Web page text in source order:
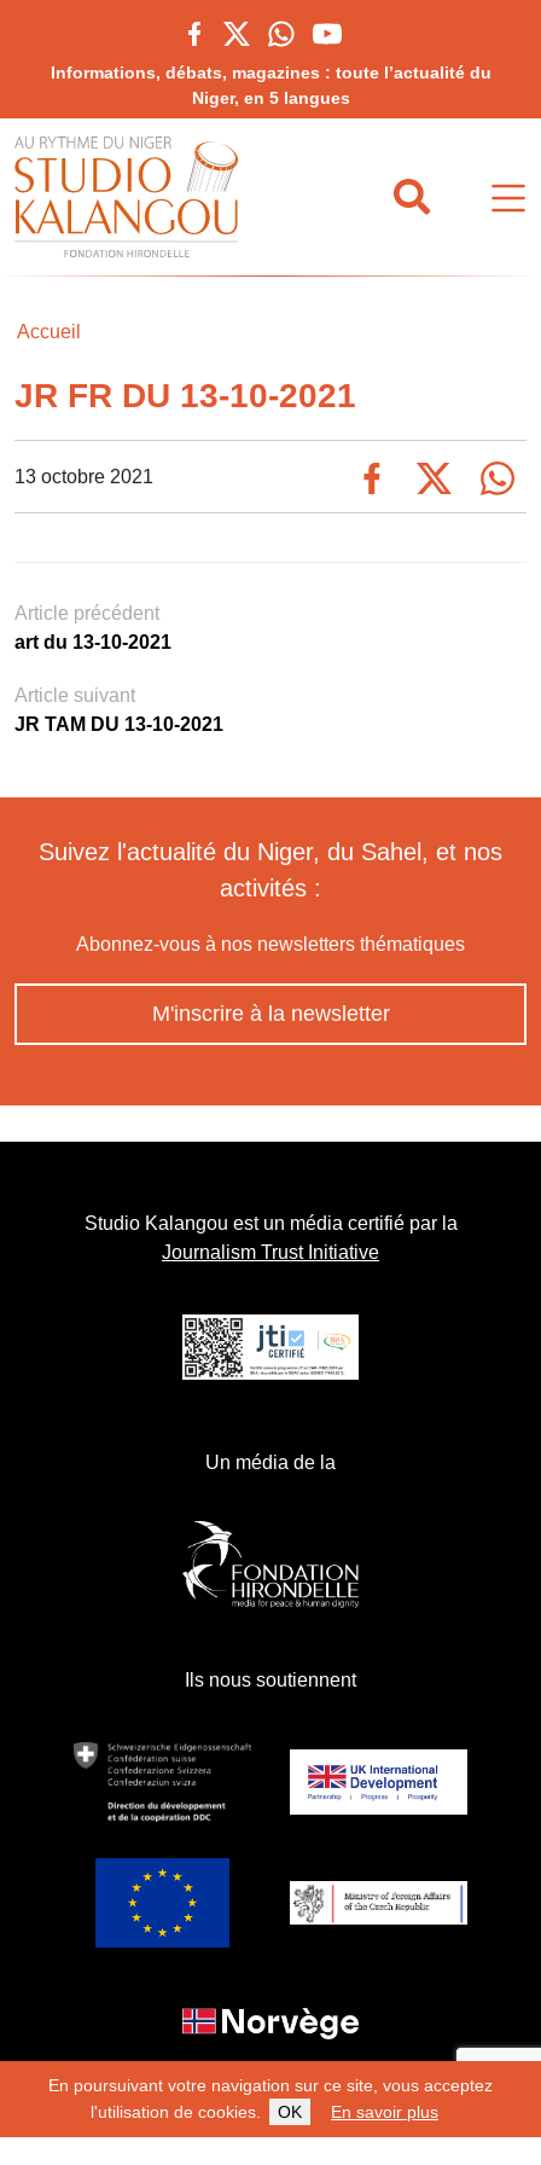
En poursuivant votre navigation sur ce site, vous acceptez
l'utilisation de cookies.
OK En savoir plus
Informations, débats, magazines : toute l’actualité du
Niger, en 5 langues
Accueil
JR FR DU 13-10-2021
13 octobre 2021
Article précédent
art du 13-10-2021
Article suivant
JR TAM DU 13-10-2021
Suivez l'actualité du Niger, du Sahel, et nos
activités :
Abonnez-vous à nos newsletters thématiques
M'inscrire à la newsletter
Studio Kalangou est un média certifié par la
Journalism Trust Initiative
Un média de la
Ils nous soutiennent